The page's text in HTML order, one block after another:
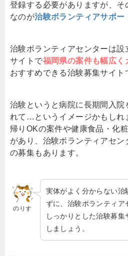
登録する必要がありますが、そ
なのが治験ボランティアサポー
治験ボランティアセンターは
サイトで福岡県の案件も幅広く
おすすめできる治験募集サイト
治験というと病院に長期間入院
れて…というイメージかもしれ
帰りOKの案件や健康食品・化
があり、治験ボランティアセ
の募集もあります。
のりす
実体がよく分からない
ずに、治験ボランティ
しっかりとした治験募
しましょう。